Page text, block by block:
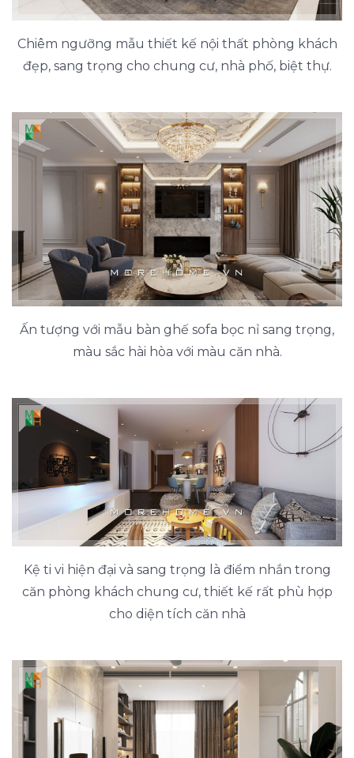
Chiêm ngưỡng mẫu thiết kế nội thất phòng khách
đẹp, sang trọng cho chung cư, nhà phố, biệt thự.
Ấn tượng với mẫu bàn ghế sofa bọc nỉ sang trọng,
màu sắc hài hòa với màu căn nhà.
Kệ ti vi hiện đại và sang trọng là điểm nhắn trong
căn phòng khách chung cư, thiết kế rất phù hợp
cho diện tích căn nhà